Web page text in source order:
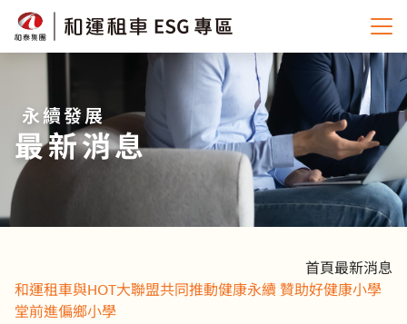
永續發展
最新消息
首頁最新消息
和運租車與HOT大聯盟共同推動健康永續 贊助好健康小學
堂前進偏鄉小學